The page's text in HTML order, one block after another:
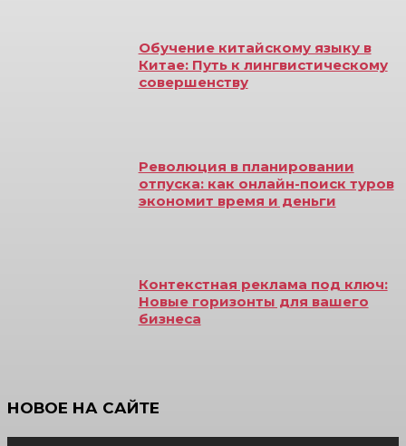
Обучение китайскому языку в
Китае: Путь к лингвистическому
совершенству
Революция в планировании
отпуска: как онлайн-поиск туров
экономит время и деньги
Контекстная реклама под ключ:
Новые горизонты для вашего
бизнеса
НОВОЕ НА САЙТЕ